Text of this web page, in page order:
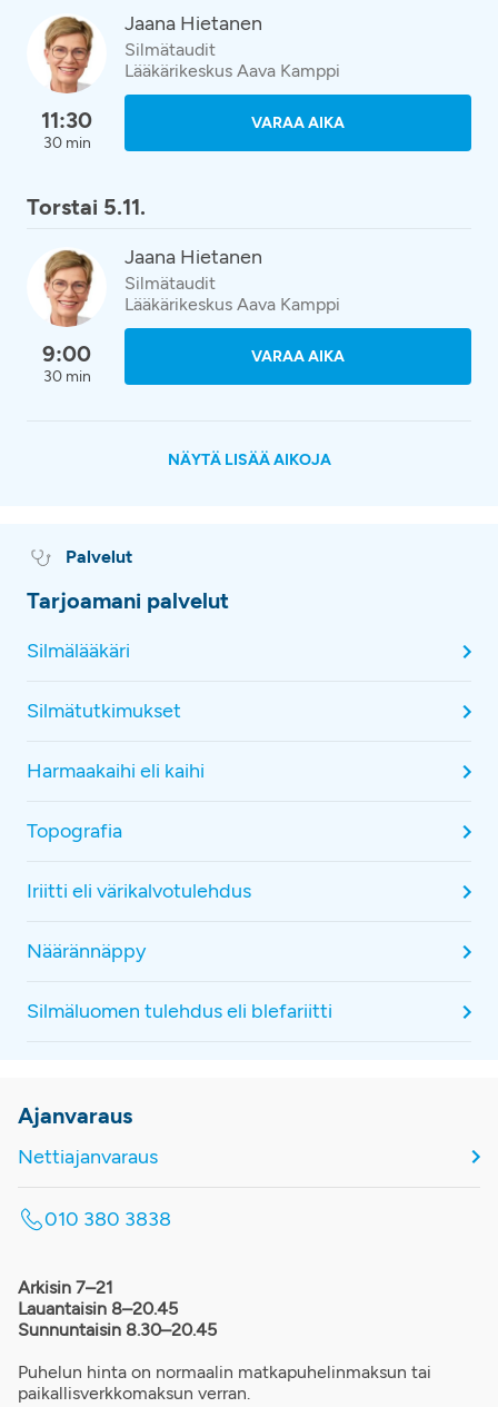
11:30
30 min
Jaana Hietanen
Silmätaudit
Lääkärikeskus Aava Kamppi
VARAA AIKA
Torstai 5.11.
9:00
30 min
Jaana Hietanen
Silmätaudit
Lääkärikeskus Aava Kamppi
VARAA AIKA
NÄYTÄ LISÄÄ AIKOJA
Palvelut
Tarjoamani palvelut
Silmälääkäri
Silmätutkimukset
Harmaakaihi eli kaihi
Topografia
Iriitti eli värikalvotulehdus
Näärännäppy
Silmäluomen tulehdus eli blefariitti
Ajanvaraus
Nettiajanvaraus
010 380 3838
Arkisin 7–21
Lauantaisin 8–20.45
Sunnuntaisin 8.30–20.45
Puhelun hinta on normaalin matkapuhelinmaksun tai
paikallisverkkomaksun verran.